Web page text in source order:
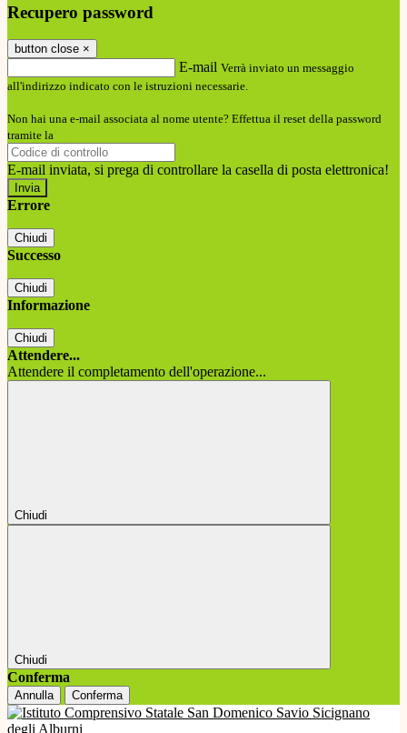
Recupero password
button close ×
E-mail Verrà inviato un messaggio
all'indirizzo indicato con le istruzioni necessarie.
Non hai una e-mail associata al nome utente? Effettua il reset della password
tramite la
E-mail inviata, si prega di controllare la casella di posta elettronica!
Errore
Chiudi
Successo
Chiudi
Informazione
Chiudi
Attendere...
Attendere il completamento dell'operazione...
Chiudi
Chiudi
Conferma
Annulla Conferma